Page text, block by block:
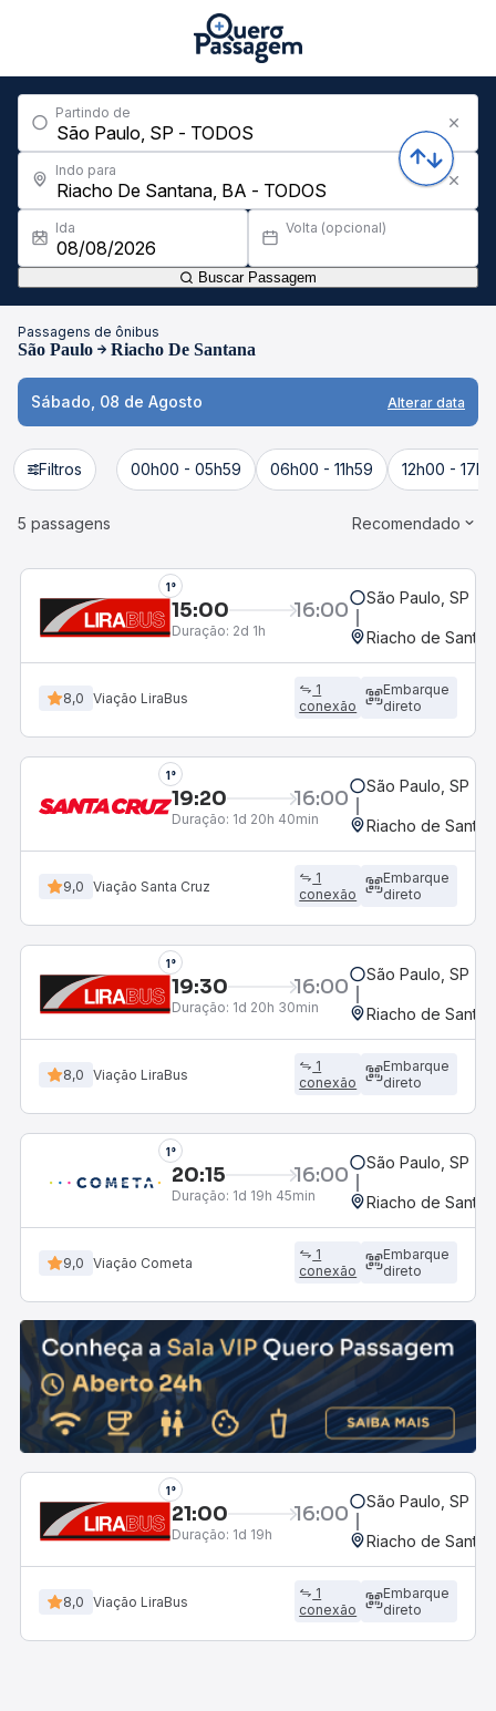
Partindo de
Indo para
Ida Volta (opcional)
Buscar Passagem
Passagens de ônibus
São Paulo Riacho De Santana
Sábado, 08 de Agosto Alterar data
Filtros 00h00 - 05h59 06h00 - 11h59 12h00 -
5 passagens Recomendado
1°
15:00 16:00
Duração: 2d 1h
São Paulo, SP -
Riacho de
8,0 Viação LiraBus
1
conexão
Embarque
direto
1°
19:20 16:00
Duração: 1d 20h 40min
São Paulo, SP -
Riacho de
9,0 Viação Santa Cruz
1
conexão
Embarque
direto
1°
19:30 16:00
Duração: 1d 20h 30min
São Paulo, SP -
Riacho de
8,0 Viação LiraBus
1
conexão
Embarque
direto
1°
20:15 16:00
Duração: 1d 19h 45min
São Paulo, SP -
Riacho de
9,0 Viação Cometa
1
conexão
Embarque
direto
1°
21:00 16:00
Duração: 1d 19h
São Paulo, SP -
Riacho de
8,0 Viação LiraBus
1
conexão
Embarque
direto